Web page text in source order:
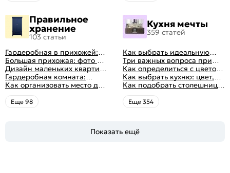
Правильное
хранение
103 статьи
Гардеробная в прихожей:
виды, фото в интерьере,
идеи дизайна
Большая прихожая: фото с
функциональным
распределением дизайна
Дизайн маленьких квартир:
10 идей для дизайна
интерьера с фото
Гардеробная комната:
дизайн, планировка, советы
распространенные ошибки
Как организовать место для
Eще 98
Кухня мечты
359 статей
Как выбрать идеальную
планировку для кухни
Три важных вопроса при
выборе кухни: готовка,
посуда, комфорт
Как определиться с цветом
кухни: светлые, темные,
яркие
Как выбрать кухню: цвет,
планировка, аксессуары
Как подобрать столешницу
Eще 354
Показать ещё